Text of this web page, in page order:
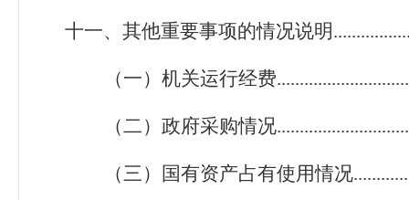
十一、其他重要事项的情况说明
（一）机关运行经费
（二）政府采购情况
（三）国有资产占有使用情况